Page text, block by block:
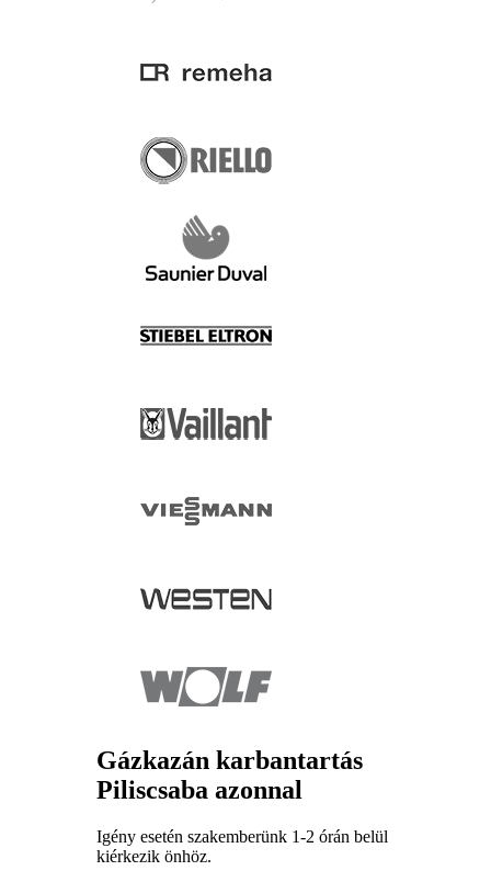
Gázkazán karbantartás
Piliscsaba azonnal
Igény esetén szakemberünk 1-2 órán belül
kiérkezik önhöz.